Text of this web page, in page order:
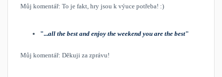
Můj komentář: To je fakt, hry jsou k výuce potřeba! :)
"...all the best and enjoy the weekend you are the best"
Můj komentář: Děkuji za zprávu!